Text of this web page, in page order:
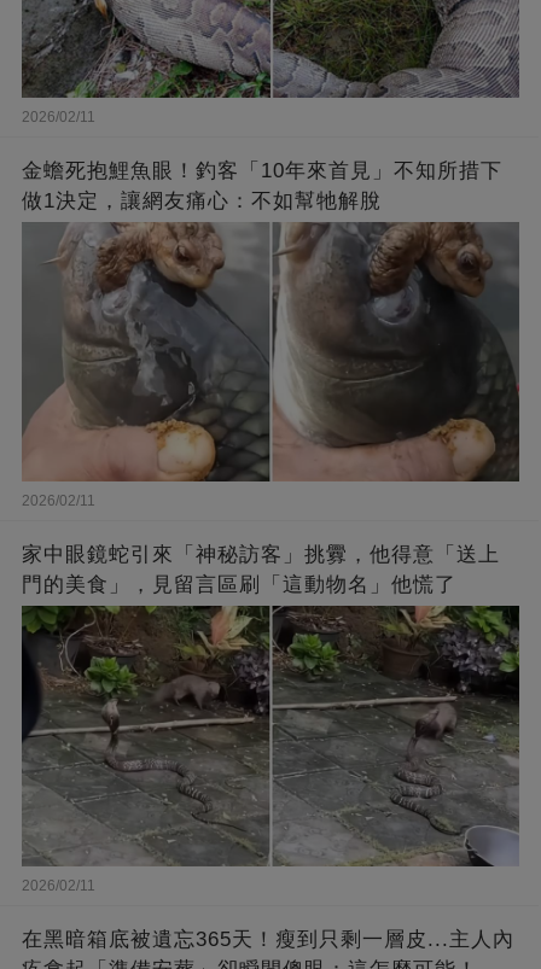
2026/02/11
金蟾死抱鯉魚眼！釣客「10年來首見」不知所措下
做1決定，讓網友痛心：不如幫牠解脫
2026/02/11
家中眼鏡蛇引來「神秘訪客」挑釁，他得意「送上
門的美食」，見留言區刷「這動物名」他慌了
2026/02/11
在黑暗箱底被遺忘365天！瘦到只剩一層皮...主人內